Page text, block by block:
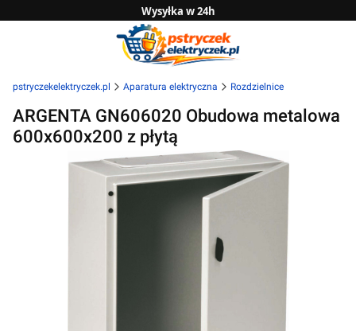
Wysyłka w 24h
Zwrot do 14 dni
Sprawdź naszą ofertę B2B
pstryczekelektryczek.pl Aparatura elektryczna Rozdzielnice
ARGENTA GN606020 Obudowa metalowa
600x600x200 z płytą